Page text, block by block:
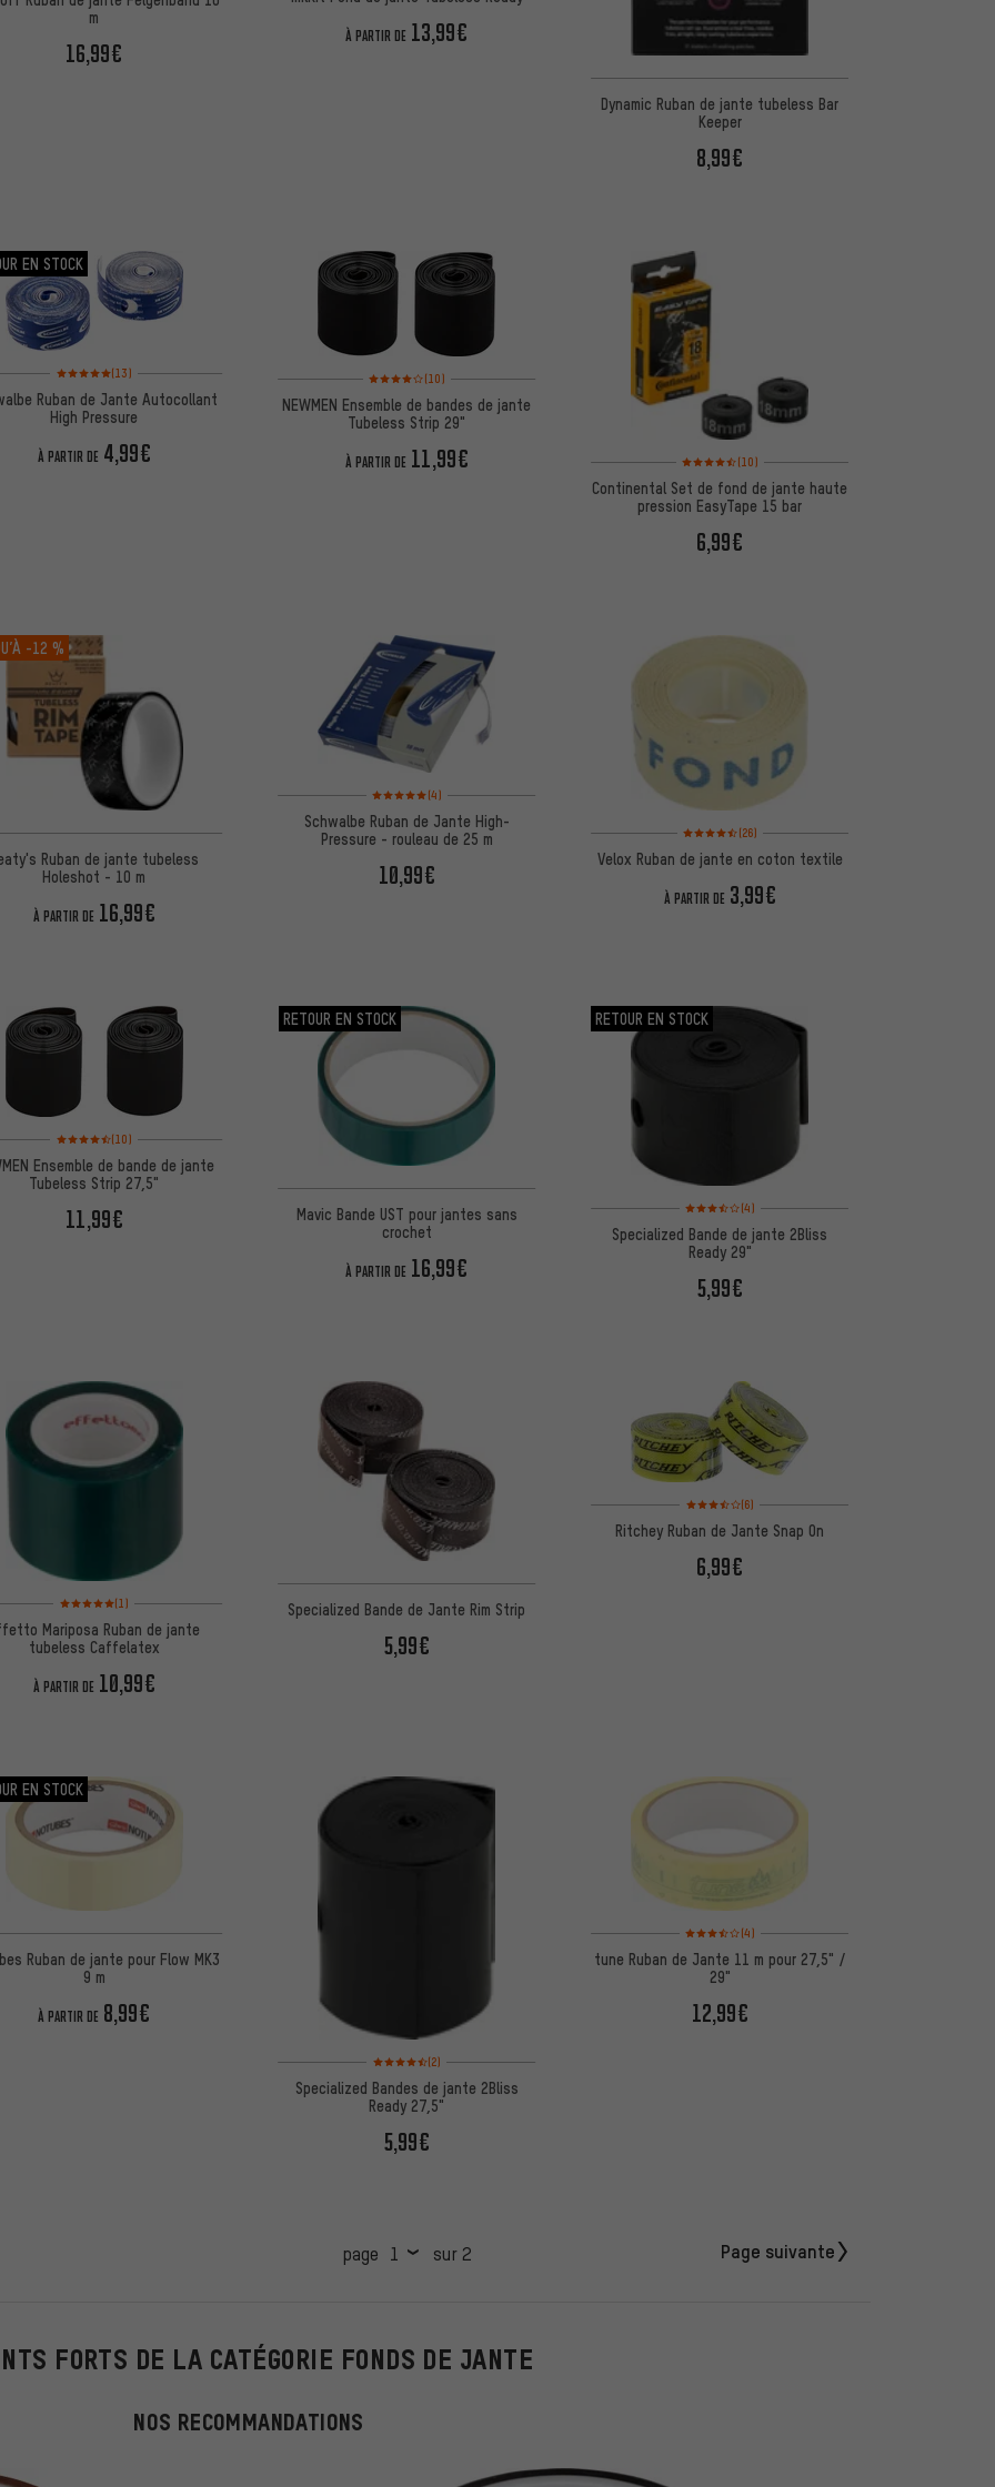
m
16,99€
À PARTIR DE 13,99€
Dynamic Ruban de jante tubeless Bar
Keeper
8,99€
EN STOCK
Note moyenne : 5 sur 5 d'après 13 avis
(13)
Ruban de Jante Autocollant
High Pressure
À PARTIR DE 4,99€
Note moyenne : 4 sur 5 d'après 10 avis
(10)
NEWMEN Ensemble de bandes de jante
Tubeless Strip 29"
À PARTIR DE 11,99€ Note moyenne : 4,5 sur 5 d'après 10 avis
(10)
Continental Set de fond de jante haute
pression EasyTape 15 bar
6,99€
-12 %
Ruban de jante tubeless
Holeshot - 10 m
À PARTIR DE 16,99€
Note moyenne : 5 sur 5 d'après 4 avis
(4)
Schwalbe Ruban de Jante High-
Pressure - rouleau de 25 m
10,99€
Note moyenne : 4,5 sur 5 d'après 26 avis
(26)
Velox Ruban de jante en coton textile
À PARTIR DE 3,99€
Note moyenne : 4,5 sur 5 d'après 10 avis
(10)
Ensemble de bande de jante
Tubeless Strip 27,5"
11,99€
RETOUR EN STOCK
Mavic Bande UST pour jantes sans
crochet
À PARTIR DE 16,99€
RETOUR EN STOCK
Note moyenne : 3,5 sur 5 d'après 4 avis
(4)
Specialized Bande de jante 2Bliss
Ready 29"
5,99€
Note moyenne : 5 sur 5 d'après 1 avis
(1)
Mariposa Ruban de jante
tubeless Caffelatex
À PARTIR DE 10,99€
Specialized Bande de Jante Rim Strip
5,99€
Note moyenne : 3,5 sur 5 d'après 6 avis
(6)
Ritchey Ruban de Jante Snap On
6,99€
EN STOCK
Ruban de jante pour Flow MK3
9 m
À PARTIR DE 8,99€
Note moyenne : 4,5 sur 5 d'après 2 avis
(2)
Specialized Bandes de jante 2Bliss
Ready 27,5"
5,99€
Note moyenne : 3,5 sur 5 d'après 4 avis
(4)
tune Ruban de Jante 11 m pour 27,5" /
29"
12,99€
page sur 2 Page suivante
FORTS DE LA CATÉGORIE FONDS DE JANTE
NOS RECOMMANDATIONS